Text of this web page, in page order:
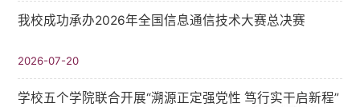
我校成功承办2026年全国信息通信技术大赛总决赛
2026-07-20
学校五个学院联合开展“溯源正定强党性 笃行实干启新程”